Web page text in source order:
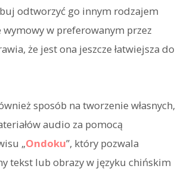
odtworzyć go innym rodzajem
wymowy w preferowanym przez
że jest ona jeszcze łatwiejsza do
sposób na tworzenie własnych,
audio za pomocą
„Ondoku”, który pozwala
tekst lub obrazy w języku chińskim